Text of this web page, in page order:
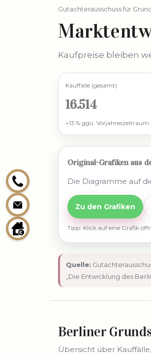
Gutachterausschuss für
Kaufpreise bleiben
Kauffälle (gesamt)
16.514
+13 % ggü. Vorjahreszeitraum
Original-Grafiken aus
Die Diagramme auf
Zu den Grafiken
Tipp: Klick auf eine Grafik
Quelle:
„Die Entwicklung des
Berliner
Übersicht über